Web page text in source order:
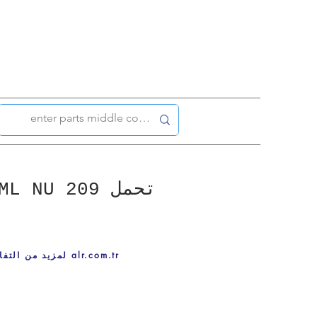
تحمل ML NU 209
لمزيد من التفاصيل ، قم بزيارة alr.com.tr